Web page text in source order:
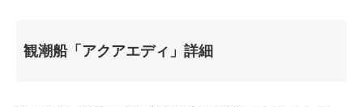
観潮船「アクアエディ」詳細